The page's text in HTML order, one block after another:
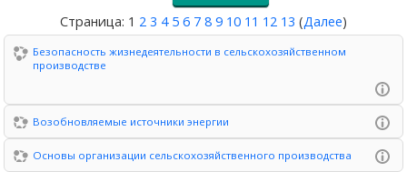
Страница: 1 2 3 4 5 6 7 8 9 10 11 12 13 (Далее)
Безопасность жизнедеятельности в сельскохозяйственном
производстве
Возобновляемые источники энергии
Основы организации сельскохозяйственного производства